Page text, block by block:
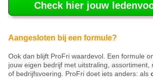
Check hier jouw
Aangesloten bij een formule?
Ook dan blijft ProFri waardevol. Een formule
jouw eigen bedrijf met uitstraling, assortiment,
of bedrijfsvoering. ProFri doet iets anders: als